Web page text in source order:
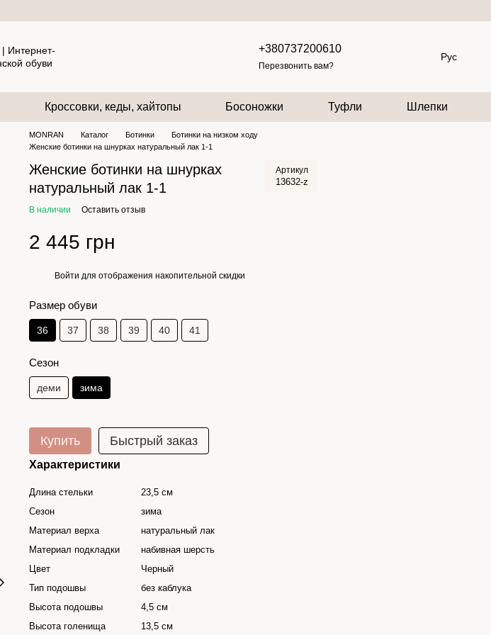
+380737200610
Перезвонить вам?
Рус
Кроссовки, кеды, хайтопы Босоножки Туфли Шлепки
MONRAN Каталог Ботинки
Ботинки на низком ходу
Женские ботинки на шнурках натуральный лак 1-1
Женские ботинки на шнурках
натуральный лак 1-1
Артикул
13632-z
В наличии Оставить отзыв
2 445 грн
Войти для отображения накопительной скидки
Размер обуви
36 37 38 39 40 41
Сезон
деми зима
Купить Быстрый заказ
Характеристики
Длина стельки
23,5 см
Сезон
зима
Материал верха
натуральный лак
Материал подкладки
набивная шерсть
Цвет
Черный
Тип подошвы
без каблука
Высота подошвы
4,5 см
Высота голенища
13,5 см